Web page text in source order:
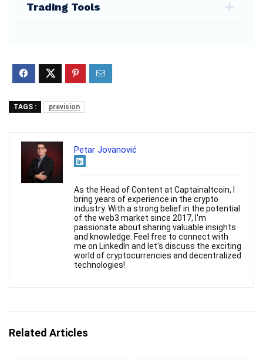
Trading Tools
TAGS : prevision
Petar Jovanović
As the Head of Content at Captainaltcoin, I
bring years of experience in the crypto
industry. With a strong belief in the potential
of the web3 market since 2017, I'm
passionate about sharing valuable insights
and knowledge. Feel free to connect with
me on LinkedIn and let's discuss the exciting
world of cryptocurrencies and decentralized
technologies!
Related Articles